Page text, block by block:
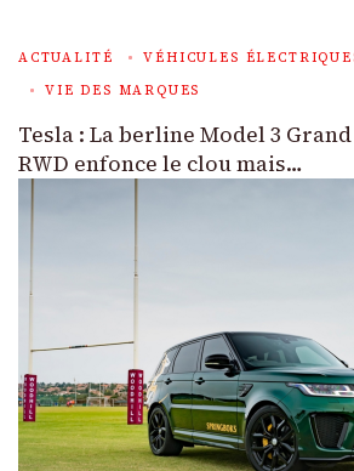
ACTUALITÉ
VÉHICULES
VIE DES MARQUES
Tesla : La berline Model 3
RWD enfonce le clou mais…